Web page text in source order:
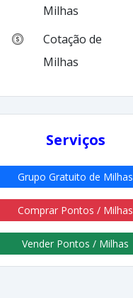
Milhas
Cotação de
Milhas
Serviços
Grupo Gratuito de Milhas
Comprar Pontos / Milhas
Vender Pontos / Milhas